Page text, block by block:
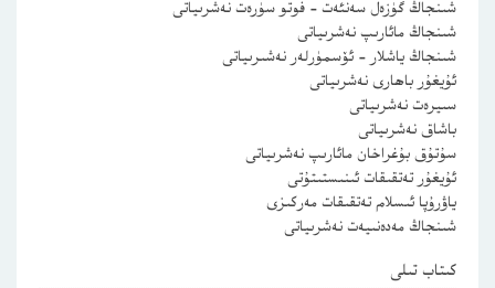
شىنجاڭ گۈزەل سەنئەت – فوتو سۈرەت نەشرىياتى
شىنجاڭ مائارىپ نەشرىياتى
شىنجاڭ ياشلار – ئۆسمۈرلەر نەشىرىياتى
ئۇيغۇر باھارى نەشرىياتى
سىيرەت نەشرىياتى
باشاق نەشرىياتى
سۇتۇق بۇغراخان مائارىپ نەشرىياتى
ئۇيغۇر تەتقىقات ئىنىستىتۇتى
ياۋرۇپا ئىسلام تەتقىقات مەركىزى
شىنجاڭ مەدەنىيەت نەشرىياتى
كىتاب تىلى